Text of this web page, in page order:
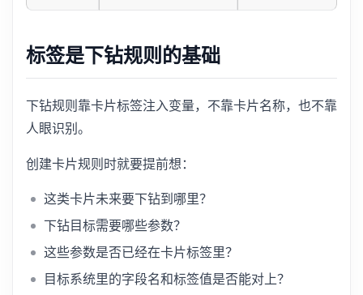
标签是下钻规则的基础
下钻规则靠卡片标签注入变量，不靠卡片名称，也不靠
人眼识别。
创建卡片规则时就要提前想：
这类卡片未来要下钻到哪里？
下钻目标需要哪些参数？
这些参数是否已经在卡片标签里？
目标系统里的字段名和标签值是否能对上？